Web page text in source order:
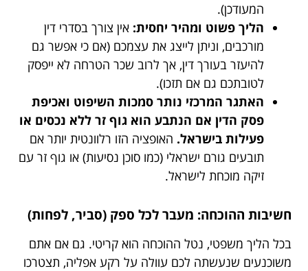
המעודכן).
הליך פשוט ומהיר יחסית: אין צורך בסדרי דין
מורכבים, וניתן לייצג את עצמכם (אם כי אפשר גם
להיעזר בעורך דין, אך לרוב שכר הטרחה לא ייפסק
לטובתכם גם אם תזכו).
האתגר המרכזי נותר סמכות השיפוט ואכיפת
פסק הדין אם הנתבע הוא גוף זר ללא נכסים או
פעילות בישראל. האופציה הזו רלוונטית יותר אם
תובעים גורם ישראלי (כמו סוכן נסיעות) או גוף זר עם
זיקה מוכחת לישראל.
חשיבות ההוכחה: מעבר לכל ספק (סביר, לפחות)
בכל הליך משפטי, נטל ההוכחה הוא קריטי. גם אם אתם
משוכנעים שנעשתה לכם עוולה על רקע אפליה, תצטרכו